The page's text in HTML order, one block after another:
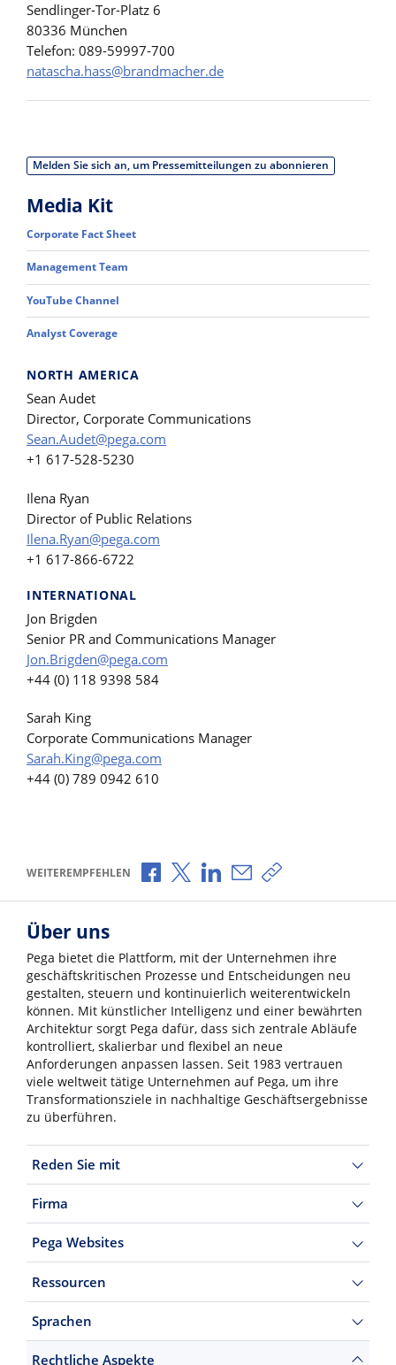
Sendlinger-Tor-Platz 6
80336 München
Telefon: 089-59997-700
natascha.hass@brandmacher.de
Melden Sie sich an, um Pressemitteilungen zu abonnieren
Media Kit
Corporate Fact Sheet
Management Team
YouTube Channel
Analyst Coverage
NORTH AMERICA
Sean Audet
Director, Corporate Communications
Sean.Audet@pega.com
+1 617-528-5230
Ilena Ryan
Director of Public Relations
Ilena.Ryan@pega.com
+1 617-866-6722
INTERNATIONAL
Jon Brigden
Senior PR and Communications Manager
Jon.Brigden@pega.com
+44 (0) 118 9398 584
Sarah King
Corporate Communications Manager
Sarah.King@pega.com
+44 (0) 789 0942 610
WEITEREMPFEHLEN Über Facebook teilen
Über X teilen
Über LinkedIn teilen
Über E-Mail teilen
Link zum Teilen
Über uns
Pega bietet die Plattform, mit der Unternehmen ihre
geschäftskritischen Prozesse und Entscheidungen neu
gestalten, steuern und kontinuierlich weiterentwickeln
können. Mit künstlicher Intelligenz und einer bewährten
Architektur sorgt Pega dafür, dass sich zentrale Abläufe
kontrolliert, skalierbar und flexibel an neue
Anforderungen anpassen lassen. Seit 1983 vertrauen
viele weltweit tätige Unternehmen auf Pega, um ihre
Transformationsziele in nachhaltige Geschäftsergebnisse
zu überführen.
Reden Sie mit
Firma
Pega Websites
Ressourcen
Sprachen
Rechtliche Aspekte